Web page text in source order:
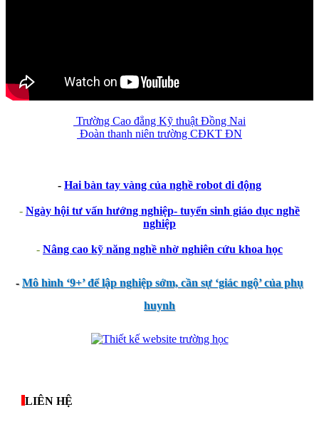
Trường Cao đẳng Kỹ thuật Đồng Nai
Đoàn thanh niên trường CĐKT ĐN
- Hai bàn tay vàng của nghề robot di động
- Ngày hội tư vấn hướng nghiệp- tuyển sinh giáo dục nghề
nghiệp
- Nâng cao kỹ năng nghề nhờ nghiên cứu khoa học
-Mô hình ‘9+’ để lập nghiệp sớm, cần sự ‘giác ngộ’ của phụ
huynh
LIÊN HỆ